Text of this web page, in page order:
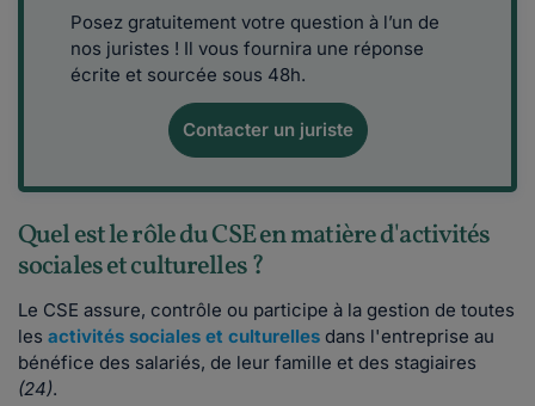
Posez gratuitement votre question à l’un de
nos juristes ! Il vous fournira une réponse
écrite et sourcée sous 48h.
Contacter un juriste
Quel est le rôle du CSE en matière d'activités
sociales et culturelles ?
Le CSE assure, contrôle ou participe à la gestion de toutes
les activités sociales et culturelles dans l'entreprise au
bénéfice des salariés, de leur famille et des stagiaires
(24).